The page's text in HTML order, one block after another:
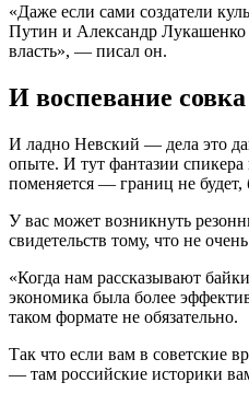
«Даже если сами создатели
Путин и Александр Лукашенко
власть», — писал он.
И воспевание совка
И ладно Невский — дела это
опыте. И тут фантазии
поменяется — границ не
У вас может возникнуть
свидетельств тому, что не
«Когда нам рассказывают
экономика была более
таком формате не обязательно.
Так что если вам в советские
— там российские историки